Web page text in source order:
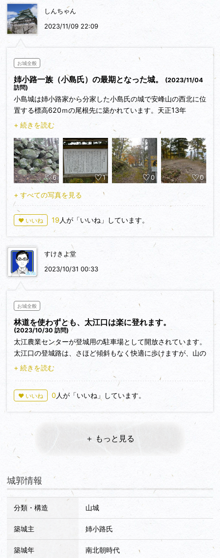
てそのまま西麓の杉崎口に下山しました。
草木に覆われて竪堀や堀切、枡形虎口が分かりづらくなってい
石垣はなかなか見応えがありました。
日時
2025年10月25日（土）
9:30～11:30 山城ガイドツアー（小島城ツアー・古川城ツア
13:00～15:00 講演会（加藤理文氏・萩原さちこ氏）
※いずれも参加無料、事前申込が必要です。
詳しくは、
https://www.city.hida.gifu.jp/soshiki/15/75510.html をご
覧ください。
しんちゃん
2023/11/09 22:09
お城全般
姉小路一族（小島氏）の最期となった城。
(2023/11/04
訪問)
小島城は姉小路家から分家した小島氏の城で安峰山の西北に位
置する標高620ｍの尾根先に築かれています。天正13年
（1585）豊臣秀吉によって金森長近が三木氏を討伐した際、
小島城も攻められ落城し、城主小島時光は討死したと案内板に
書かれています。麓から登山道が続いているようですが、時間
と体力の都合で（暑いのに日が短い）北側の林道を使って城址
のすぐそばまで行くことにします。まず害獣除けのゲートを開
いて舗装された林道を進みます。もちろんゲートはしっかりと
閉めておきます。思ったより道はしっかりしています。時々石
が落ちているのが気になりますが、それさえクリアできれば問
題なく駐車場までたどり着きます。城跡は最高所の主郭を中心
に東側に東郭、やぐら台があり西に西郭があって、西郭の先端
部の周辺には石垣が良く残っています。その先はロープが張ら
れていて石が露出する急こう配になっています。降りた先は郭
になっていますがその先は遺構は見当たりません。あとから考
えると降りる先を間違えたようで、西側に降りていくと古城ま
で行けたようですが、この日はここで切り上げました。
+ 続きを読む
6 1 0 0
+ すべての写真を見る
♥ いいね 19 人が「いいね」しています。
すけきよ堂
2023/10/31 00:33
お城全般
林道を使わずとも、太江口は楽に登れます。
(2023/10/30 訪問)
太江農業センターが登城用の駐車場として開放されています。
太江口の登城路は、さほど傾斜もなく快適に歩けますが、山の
北側の為、泥濘んだ箇所もあるので注意しましょう。
主郭の西の郭群は、急な下り坂なので注意しましょう。但し見
+ 続きを読む
♥ いいね 0人が「いいね」しています。
＋ もっと見る
城郭情報
分類・構造 山城
築城主 姉小路氏
築城年 南北朝時代